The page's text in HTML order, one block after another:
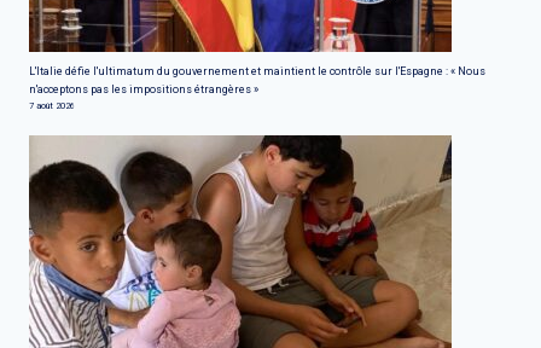
L'Italie défie l'ultimatum du gouvernement et maintient le contrôle sur l'Espagne : « Nous
n'acceptons pas les impositions étrangères »
7 août 2026